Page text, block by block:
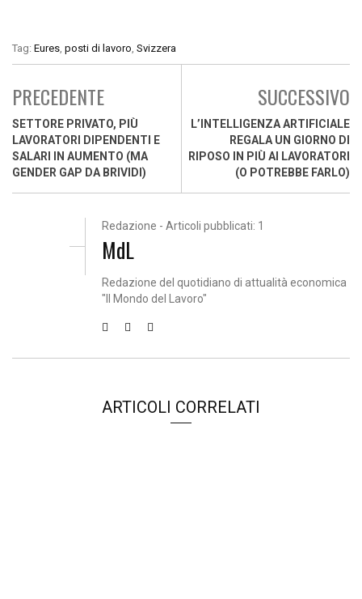
Tag: Eures posti di lavoro Svizzera
PRECEDENTE
SETTORE PRIVATO, PIÙ
LAVORATORI DIPENDENTI E
SALARI IN AUMENTO (MA
GENDER GAP DA BRIVIDI)
SUCCESSIVO
L’INTELLIGENZA ARTIFICIALE
REGALA UN GIORNO DI
RIPOSO IN PIÙ AI LAVORATORI
(O POTREBBE FARLO)
Redazione - Articoli pubblicati: 1
MdL
Redazione del quotidiano di attualità economica
"Il Mondo del Lavoro"
ARTICOLI CORRELATI